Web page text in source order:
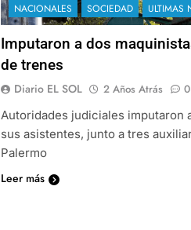
NACIONALES SOCIEDAD ULTIMAS
Imputaron a dos
de trenes
Diario EL SOL 2 Años Atrás 0
Autoridades judiciales imputaron
sus asistentes, junto a tres
Palermo
Leer más